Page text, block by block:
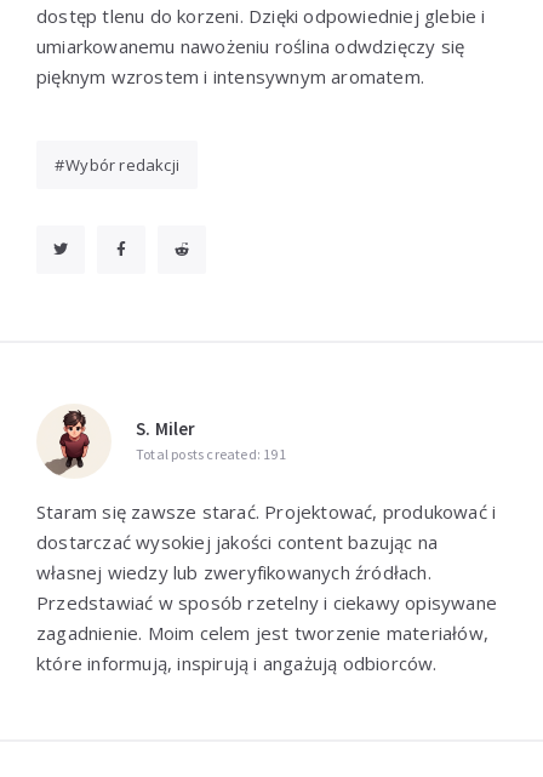
dostęp tlenu do korzeni. Dzięki odpowiedniej glebie i
umiarkowanemu nawożeniu roślina odwdzięczy się
pięknym wzrostem i intensywnym aromatem.
Wybór redakcji
S. Miler
Total posts created: 191
Staram się zawsze starać. Projektować, produkować i
dostarczać wysokiej jakości content bazując na
własnej wiedzy lub zweryfikowanych źródłach.
Przedstawiać w sposób rzetelny i ciekawy opisywane
zagadnienie. Moim celem jest tworzenie materiałów,
które informują, inspirują i angażują odbiorców.